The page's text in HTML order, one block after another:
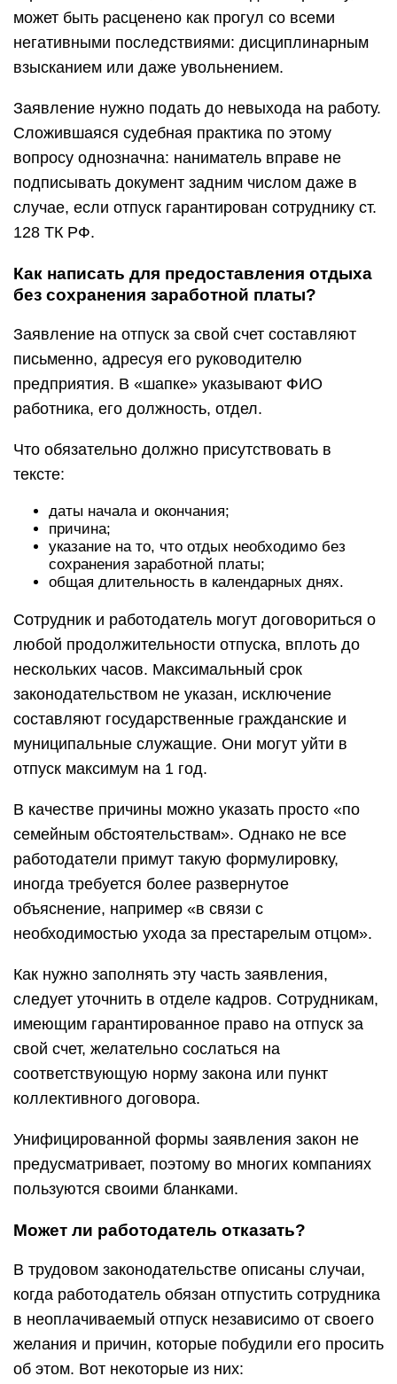
может быть расценено как прогул со всеми
негативными последствиями: дисциплинарным
взысканием или даже увольнением.
Заявление нужно подать до невыхода на работу.
Сложившаяся судебная практика по этому
вопросу однозначна: наниматель вправе не
подписывать документ задним числом даже в
случае, если отпуск гарантирован сотруднику ст.
128 ТК РФ.
Как написать для предоставления отдыха
без сохранения заработной платы?
Заявление на отпуск за свой счет составляют
письменно, адресуя его руководителю
предприятия. В «шапке» указывают ФИО
работника, его должность, отдел.
Что обязательно должно присутствовать в
тексте:
даты начала и окончания;
причина;
указание на то, что отдых необходимо без
сохранения заработной платы;
общая длительность в календарных днях.
Сотрудник и работодатель могут договориться о
любой продолжительности отпуска, вплоть до
нескольких часов. Максимальный срок
законодательством не указан, исключение
составляют государственные гражданские и
муниципальные служащие. Они могут уйти в
отпуск максимум на 1 год.
В качестве причины можно указать просто «по
семейным обстоятельствам». Однако не все
работодатели примут такую формулировку,
иногда требуется более развернутое
объяснение, например «в связи с
необходимостью ухода за престарелым отцом».
Как нужно заполнять эту часть заявления,
следует уточнить в отделе кадров. Сотрудникам,
имеющим гарантированное право на отпуск за
свой счет, желательно сослаться на
соответствующую норму закона или пункт
коллективного договора.
Унифицированной формы заявления закон не
предусматривает, поэтому во многих компаниях
пользуются своими бланками.
Может ли работодатель отказать?
В трудовом законодательстве описаны случаи,
когда работодатель обязан отпустить сотрудника
в неоплачиваемый отпуск независимо от своего
желания и причин, которые побудили его просить
об этом. Вот некоторые из них: